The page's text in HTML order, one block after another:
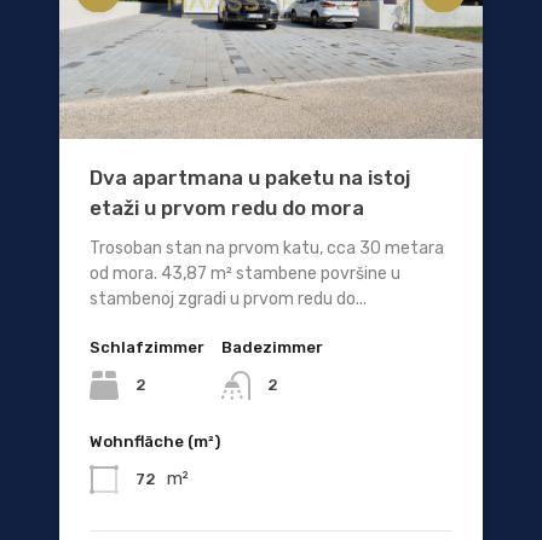
Dva apartmana u paketu na istoj
etaži u prvom redu do mora
Trosoban stan na prvom katu, cca 30 metara
od mora. 43,87 m² stambene površine u
stambenoj zgradi u prvom redu do...
Schlafzimmer
2
Badezimmer
2
Wohnfläche (m²)
72 m²